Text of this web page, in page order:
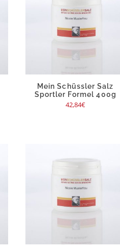
Mein Schüssler Salz
Sportler Formel 400g
42,84€